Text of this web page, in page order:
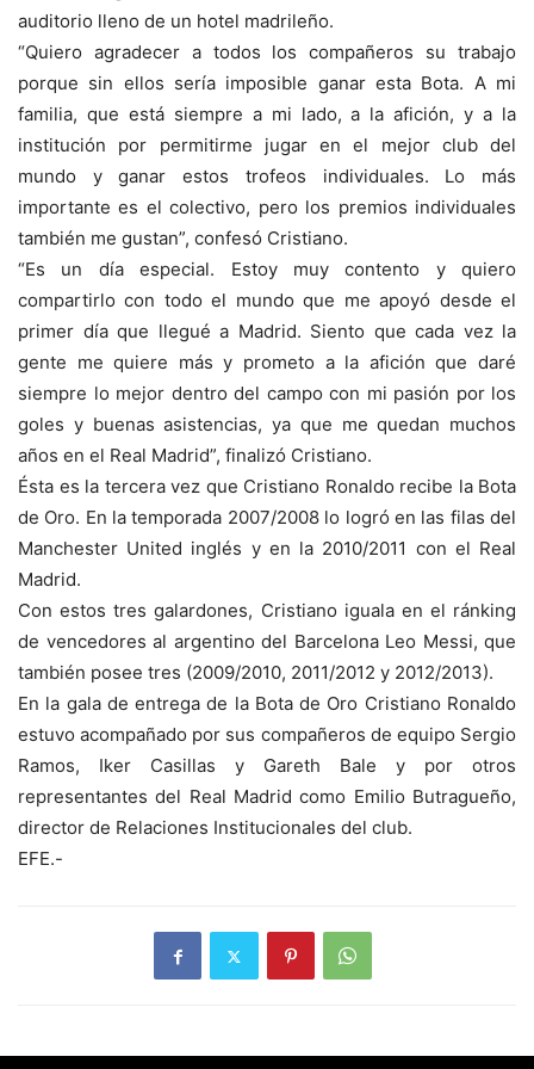
auditorio lleno de un hotel madrileño.
“Quiero agradecer a todos los compañeros su trabajo
porque sin ellos sería imposible ganar esta Bota. A mi
familia, que está siempre a mi lado, a la afición, y a la
institución por permitirme jugar en el mejor club del
mundo y ganar estos trofeos individuales. Lo más
importante es el colectivo, pero los premios individuales
también me gustan”, confesó Cristiano.
“Es un día especial. Estoy muy contento y quiero
compartirlo con todo el mundo que me apoyó desde el
primer día que llegué a Madrid. Siento que cada vez la
gente me quiere más y prometo a la afición que daré
siempre lo mejor dentro del campo con mi pasión por los
goles y buenas asistencias, ya que me quedan muchos
años en el Real Madrid”, finalizó Cristiano.
Ésta es la tercera vez que Cristiano Ronaldo recibe la Bota
de Oro. En la temporada 2007/2008 lo logró en las filas del
Manchester United inglés y en la 2010/2011 con el Real
Madrid.
Con estos tres galardones, Cristiano iguala en el ránking
de vencedores al argentino del Barcelona Leo Messi, que
también posee tres (2009/2010, 2011/2012 y 2012/2013).
En la gala de entrega de la Bota de Oro Cristiano Ronaldo
estuvo acompañado por sus compañeros de equipo Sergio
Ramos, Iker Casillas y Gareth Bale y por otros
representantes del Real Madrid como Emilio Butragueño,
director de Relaciones Institucionales del club.
EFE.-